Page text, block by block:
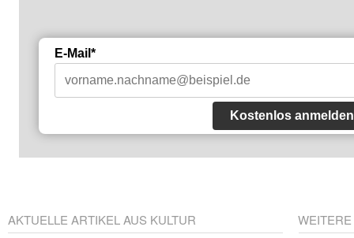
E-Mail*
Kostenlos anmelden
AKTUELLE ARTIKEL AUS KULTUR